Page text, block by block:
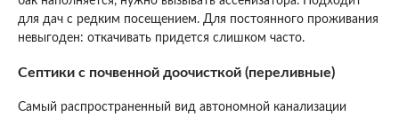
для дач с редким посещением. Для постоянного проживания
невыгоден: откачивать придется слишком часто.
Септики с почвенной доочисткой (переливные)
Самый распространенный вид автономной канализации